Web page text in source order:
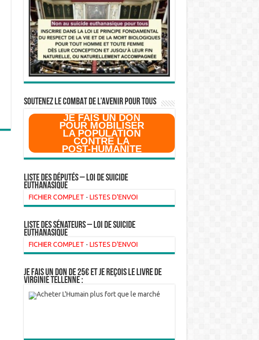
SOUTENEZ LE COMBAT DE L’AVenir pour Tous
JE FAIS UN DON
POUR MOBILISER
LA POPULATION
CONTRE LA
POST-HUMANITE
Liste des Députés – Loi de suicide
euthanasique
FICHIER COMPLET - LISTES D'ENVOI
liste des sénateurs – loi de suicide
euthanasique
FICHIER COMPLET - LISTES D'ENVOI
Je fais un don de 25€ et je reçois le livre de
Virginie Tellenne :